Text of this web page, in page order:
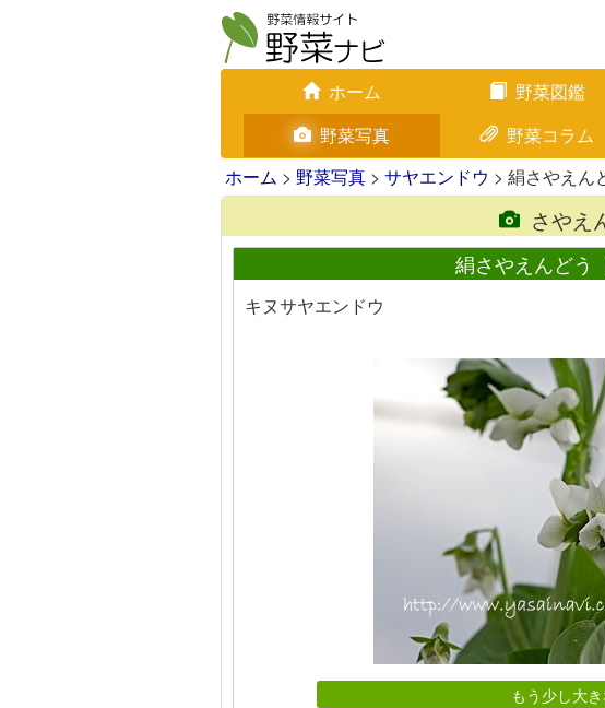
ホーム 野菜図鑑
野菜写真
野菜コラム
ホーム > 野菜写真 > サヤエンドウ > 絹さやえん
さやえ
絹さやえんどう
キヌサヤエンドウ
もう少し大